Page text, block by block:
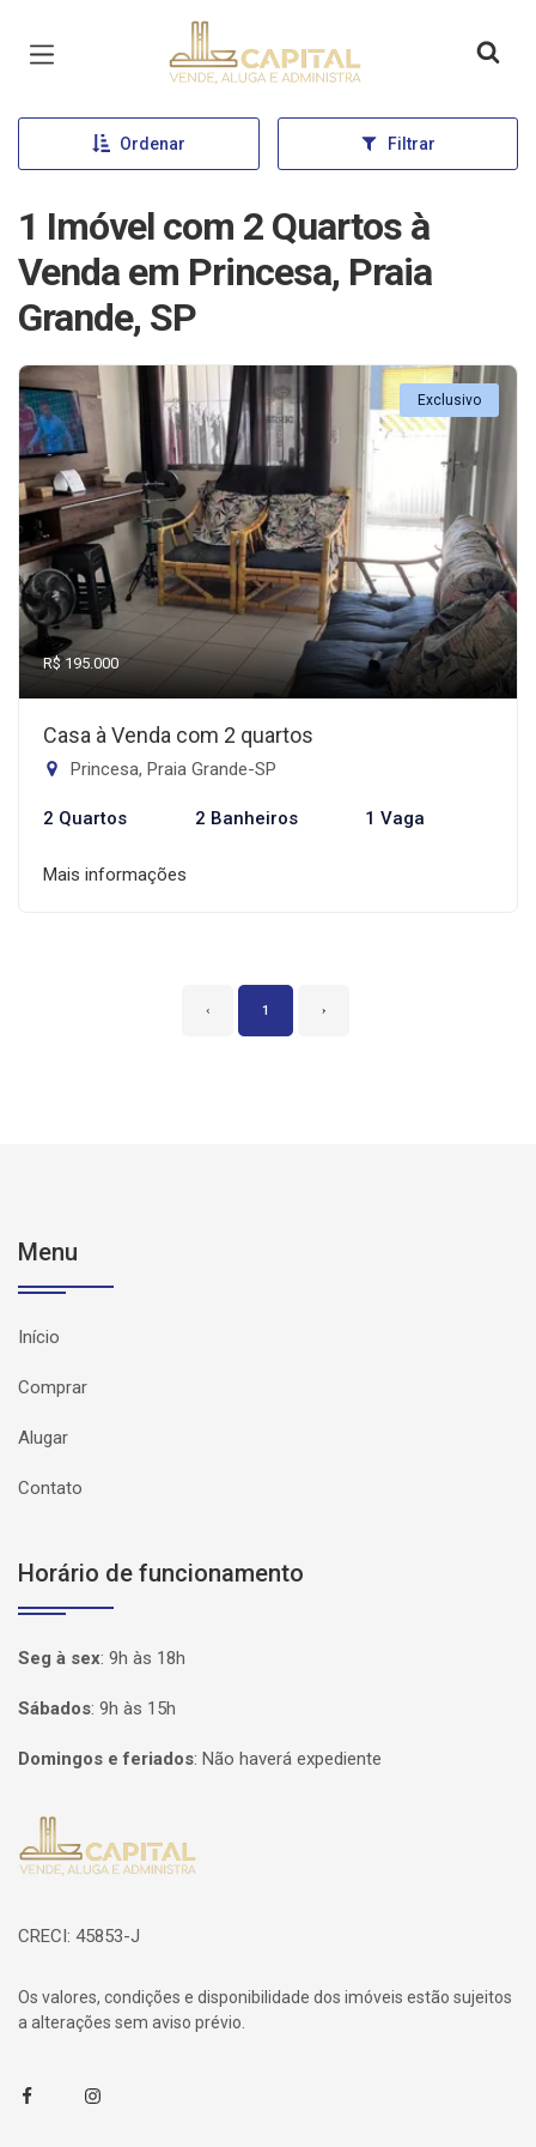
Página inicial
Ordenar Filtrar
1 Imóvel com 2 Quartos à
Venda em Princesa, Praia
Grande, SP
Exclusivo
R$ 195.000
Casa à Venda com 2 quartos
Princesa, Praia Grande-SP
2 Quartos 2 Banheiros 1 Vaga
Mais informações
‹ 1 ›
Menu
Início
Comprar
Alugar
Contato
Horário de funcionamento
Seg à sex: 9h às 18h
Sábados: 9h às 15h
Domingos e feriados: Não haverá expediente
Página inicial
CRECI: 45853-J
Os valores, condições e disponibilidade dos imóveis estão sujeitos
a alterações sem aviso prévio.
FacebookInstagram